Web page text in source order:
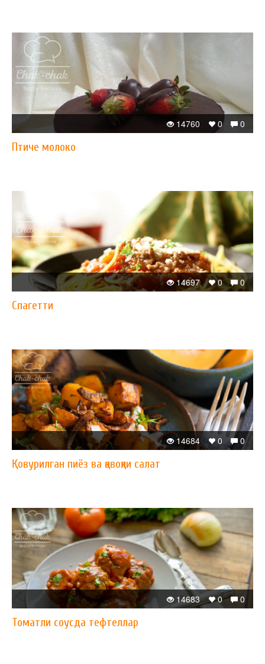
0
0
14760
Птиче молоко
0
0
14697
Спагетти
0
0
14684
Қовурилган пиёз ва қовоқли салат
0
0
14683
Томатли соусда тефтеллар